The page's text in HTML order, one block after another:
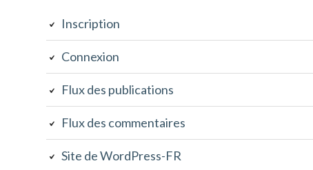
subsidiaire
Inscription
Connexion
Flux des publications
Flux des commentaires
Site de WordPress-FR